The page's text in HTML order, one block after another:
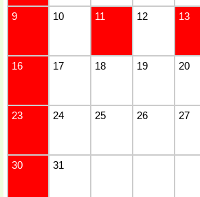
9 10 11 12 13
16 17 18 19 20
23 24 25 26 27
30 31